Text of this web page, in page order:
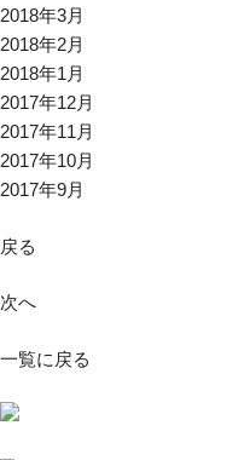
2018年3月
2018年2月
2018年1月
2017年12月
2017年11月
2017年10月
2017年9月
戻る
次へ
一覧に戻る